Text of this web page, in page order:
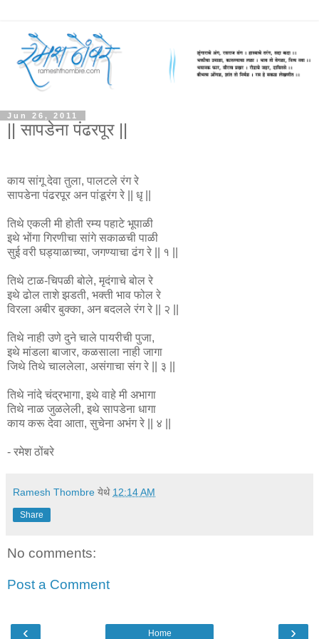
Jun 26, 2011
|| सापडेना पंढरपूर ||
काय सांगू देवा तुला, पालटले रंग रे
सापडेना पंढरपूर अन पांडूरंग रे || धृ ||
तिथे एकली मी होती रम्य पहाटे भूपाळी
इथे भोंगा गिरणीचा सांगे सकाळची पाळी
सुई वरी घड्याळाच्या, जगण्याचा ढंग रे || १ ||
तिथे टाळ-चिपळी बोले, मृदंगाचे बोल रे
इथे ढोल ताशे झडती, भक्ती भाव फोल रे
विरला अबीर बुक्का, अन बदलले रंग रे || २ ||
तिथे नाही उणे दुने चाले पायरीची पुजा,
इथे मांडला बाजार, कळसाला नाही जागा
जिथे तिथे चाललेला, असंगाचा संग रे || ३ ||
तिथे नांदे चंद्रभागा, इथे वाहे मी अभागा
तिथे नाळ जुळलेली, इथे सापडेना धागा
काय करू देवा आता, सुचेना अभंग रे || ४ ||
- रमेश ठोंबरे
Ramesh Thombre येथे 12:14 AM
Share
No comments:
Post a Comment
‹ ›
Home